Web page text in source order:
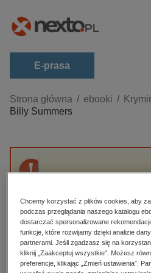
E-prasa
Kategorie
Zobacz wszystkie E-prasa
budownictwo, aranżacja
dzienniki
edukacja
hobby, sport, rozrywka
komputery, internet,
Strona główna ebooki
Billy Summers
Przepraszamy, ale
High-contrast mode
Polecane
Chcemy korzystać z plików cookies, aby
podczas przeglądania naszego katalogu
dostarczać spersonalizowane
funkcje, które rozwijamy dzięki analizie
partnerami. Jeśli zgadzasz się na
kliknij „Zaakceptuj wszystkie”. Możesz
preferencje, klikając „Zmień ustawienia”.